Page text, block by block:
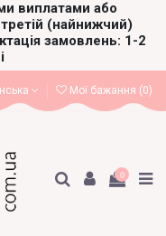
виплатами або
(найнижчий)
замовлень: 1-2
Мої бажання (0)
0